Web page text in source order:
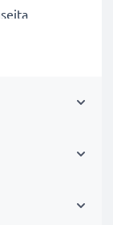
ne täyttävät